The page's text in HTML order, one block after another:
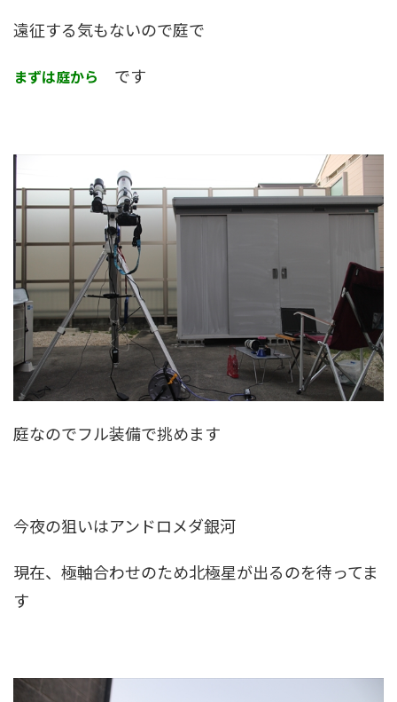
遠征する気もないので庭で
まずは庭から です
庭なのでフル装備で挑めます
今夜の狙いはアンドロメダ銀河
現在、極軸合わせのため北極星が出るのを待ってま
す